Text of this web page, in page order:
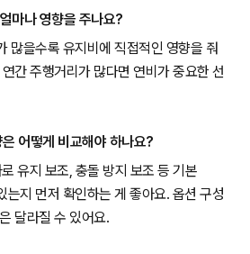
마나 영향을 주나요?
많을수록 유지비에 직접적인 영향을 줘
간 주행거리가 많다면 연비가 중요한 선
어떻게 비교해야 하나요?
유지 보조, 충돌 방지 보조 등 기본
지 먼저 확인하는 게 좋아요. 옵션 구성
달라질 수 있어요.